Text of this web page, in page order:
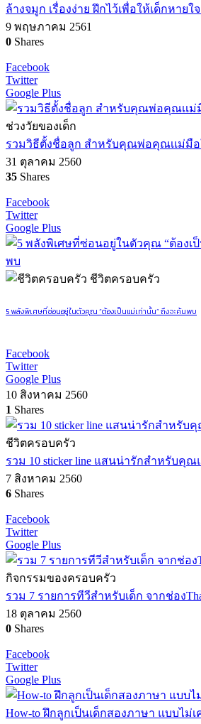
ล้างจมูก เรื่องง่าย ฝึกไว้เพื่อให้เด็กหายใ
9 พฤษภาคม 2561
0 Shares
Facebook
Twitter
Google Plus
ช่วงวัยของเด็ก
รวมวิธีตั้งชื่อลูก สำหรับคุณพ่อคุณเเม่มื
31 ตุลาคม 2560
35 Shares
Facebook
Twitter
Google Plus
ชีวิตครอบครัว
5 พลังพิเศษที่ซ่อนอยู่ในตัวคุณ “ต้องเป็นแม่เท่านั้น” ถึงจะค้นพบ
Facebook
Twitter
Google Plus
10 สิงหาคม 2560
1 Shares
ชีวิตครอบครัว
รวม 10 sticker line แสนน่ารักสำหรับคุณ
7 สิงหาคม 2560
6 Shares
Facebook
Twitter
Google Plus
กิจกรรมของครอบครัว
รวม 7 รายการทีวีสำหรับเด็ก จากช่อง
18 ตุลาคม 2560
0 Shares
Facebook
Twitter
Google Plus
How-to ฝึกลูกเป็นเด็กสองภาษา แบบไม่เ